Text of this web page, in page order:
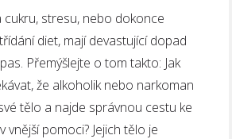
cukru, stresu, nebo dokonce
diet, mají devastující dopad
Přemýšlejte o tom takto: Jak
že alkoholik nebo narkoman
tělo a najde správnou cestu ke
vnější pomoci? Jejich tělo je